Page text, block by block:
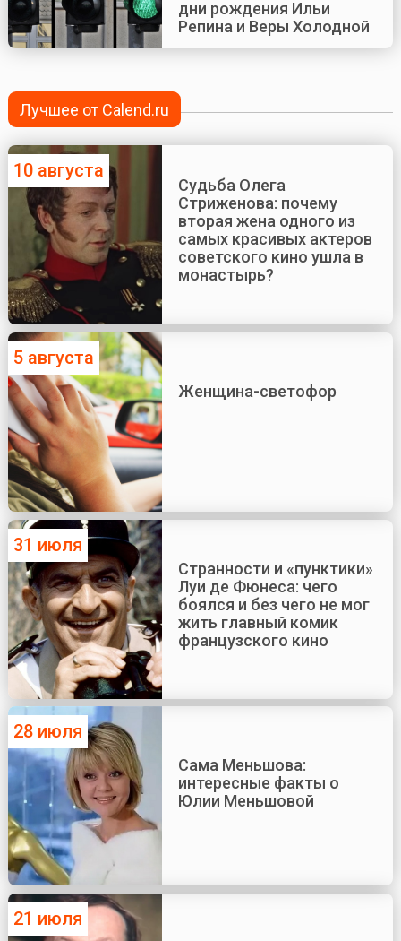
дни рождения Ильи
Репина и Веры Холодной
Лучшее от Calend.ru
10 августа
Судьба Олега
Стриженова: почему
вторая жена одного из
самых красивых актеров
советского кино ушла в
монастырь?
5 августа
Женщина-светофор
31 июля
Странности и «пунктики»
Луи де Фюнеса: чего
боялся и без чего не мог
жить главный комик
французского кино
28 июля
Сама Меньшова:
интересные факты о
Юлии Меньшовой
21 июля